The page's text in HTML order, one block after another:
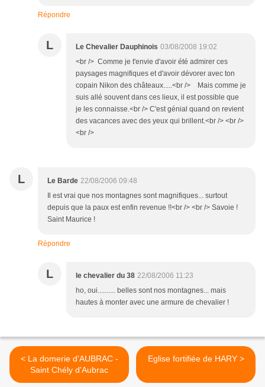
Répondre
L Le Chevalier Dauphinois 03/08/2008 19:02
<br /> Comme je t'envie d'avoir été admirer ces
paysages magnifiques et d'avoir dévorer avec ton
copain Nikon des châteaux.....<br /> Mais comme je
suis allé souvent dans ces lieux, il est possible que
je les connaisse.<br /> C'est génial quand on revient
des vacances avec des yeux qui brillent.<br /> <br />
<br />
L Le Barde 22/08/2006 09:48
Il est vrai que nos montagnes sont magnifiques... surtout
depuis que la paux est enfin revenue !!<br /> <br /> Savoie !
Saint Maurice !
Répondre
L le chevalier du 38 22/08/2006 11:23
ho, oui.......... belles sont nos montagnes... mais
hautes à monter avec une armure de chevalier !
< La domerie d'AUBRAC -
Saint Chély d'Aubrac
Eglise fortifiée de HARY >